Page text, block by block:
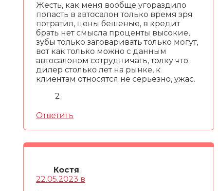
Жесть, как меня вообще угораздило
попасть в автосалон только время зря
потратил, цены бешеные, в кредит
брать нет смысла проценты высокие,
зубы только заговаривать только могут,
вот как только можно с данным
автосалоном сотрудничать, толку что
дилер столько лет на рынке, к
клиентам относятся не серьезно, ужас.
2
Ответить
Костя:
22.05.2023 в